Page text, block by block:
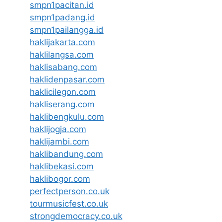
smpn1pacitan.id
smpn1padang.id
smpn1pailangga.id
haklijakarta.com
haklilangsa.com
haklisabang.com
haklidenpasar.com
haklicilegon.com
hakliserang.com
haklibengkulu.com
haklijogja.com
haklijambi.com
haklibandung.com
haklibekasi.com
haklibogor.com
perfectperson.co.uk
tourmusicfest.co.uk
strongdemocracy.co.uk